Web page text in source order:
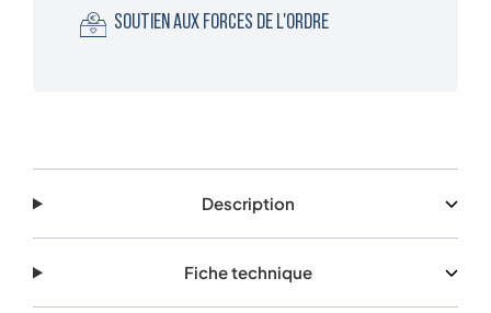
SOUTIEN AUX FORCES DE L'ORDRE
Description
Fiche technique